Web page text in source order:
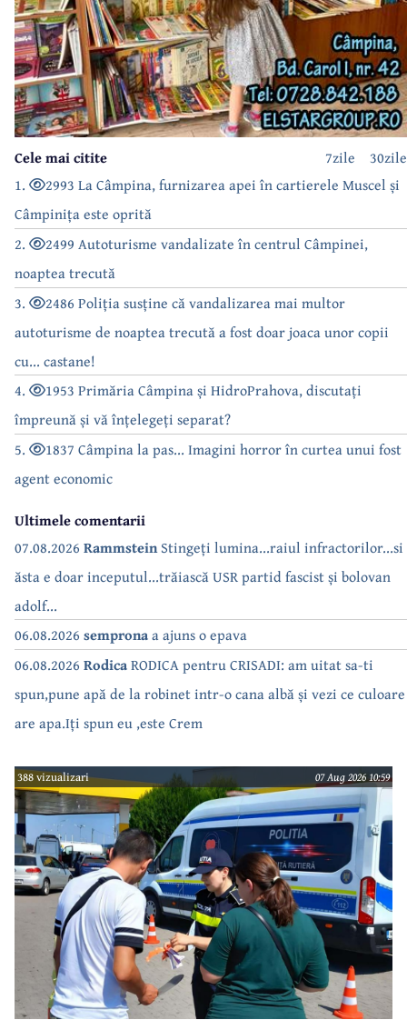
30zile
7zile
Cele mai citite
1.
2993 La Câmpina, furnizarea apei în cartierele Muscel și
Câmpinița este oprită
2.
2499 Autoturisme vandalizate în centrul Câmpinei,
noaptea trecută
3.
2486 Poliția susține că vandalizarea mai multor
autoturisme de noaptea trecută a fost doar joaca unor copii
cu... castane!
4.
1953 Primăria Câmpina și HidroPrahova, discutați
împreună și vă înțelegeți separat?
5.
1837 Câmpina la pas... Imagini horror în curtea unui fost
agent economic
Ultimele comentarii
07.08.2026 RammsteinStingeți lumina...raiul infractorilor...si
ăsta e doar inceputul...trăiască USR partid fascist și bolovan
adolf...
06.08.2026 sempronaa ajuns o epava
06.08.2026 RodicaRODICA pentru CRISADI: am uitat sa-ti
spun,pune apă de la robinet intr-o cana albă și vezi ce culoare
are apa.Iți spun eu ,este Crem
388 vizualizari 07 Aug 2026 10:59